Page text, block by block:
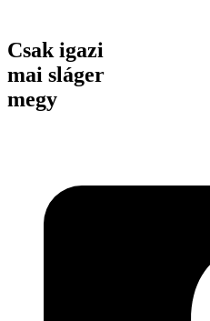
Csak igazi
mai sláger
megy